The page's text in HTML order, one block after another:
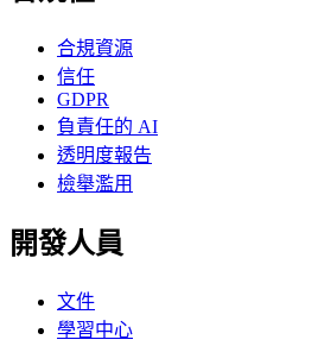
合規資源
信任
GDPR
負責任的 AI
透明度報告
檢舉濫用
開發人員
文件
學習中心